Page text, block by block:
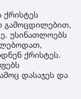
ქრისტეს
გამოცდილებით,
უსინათლოებს
ქრისტეს.
დასაჯეს და